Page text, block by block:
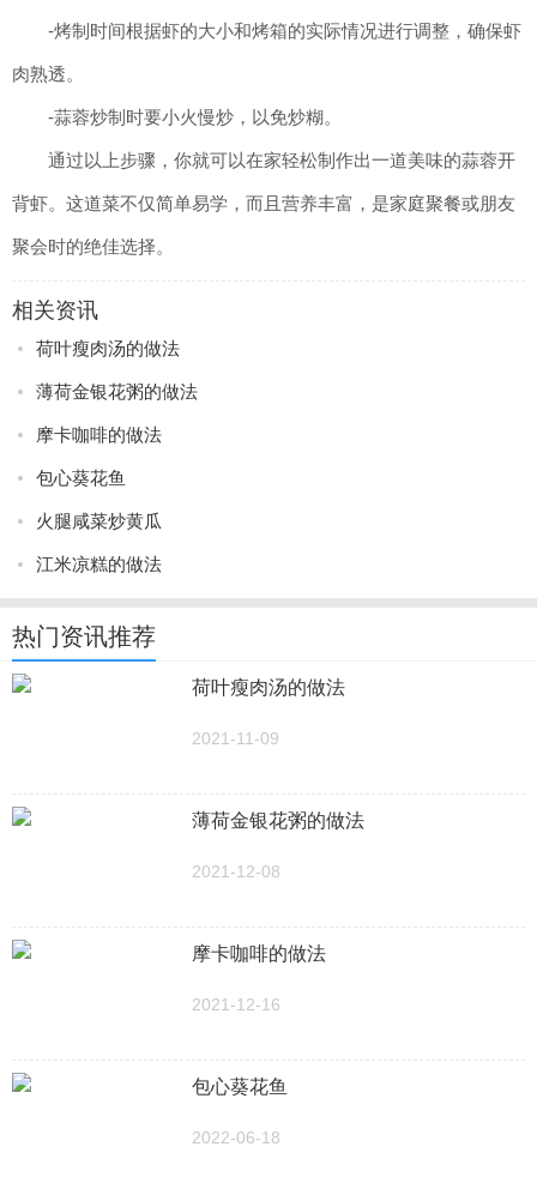
-烤制时间根据虾的大小和烤箱的实际情况进行调整，确保虾
肉熟透。
-蒜蓉炒制时要小火慢炒，以免炒糊。
通过以上步骤，你就可以在家轻松制作出一道美味的蒜蓉开
背虾。这道菜不仅简单易学，而且营养丰富，是家庭聚餐或朋友
聚会时的绝佳选择。
相关资讯
荷叶瘦肉汤的做法
薄荷金银花粥的做法
摩卡咖啡的做法
包心葵花鱼
火腿咸菜炒黄瓜
江米凉糕的做法
热门资讯推荐
荷叶瘦肉汤的做法
2021-11-09
薄荷金银花粥的做法
2021-12-08
摩卡咖啡的做法
2021-12-16
包心葵花鱼
2022-06-18